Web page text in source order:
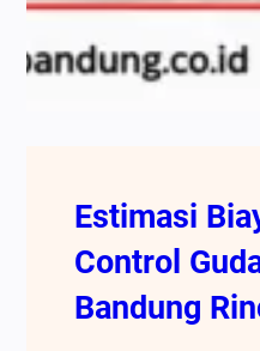
Estimasi
Control
Bandung